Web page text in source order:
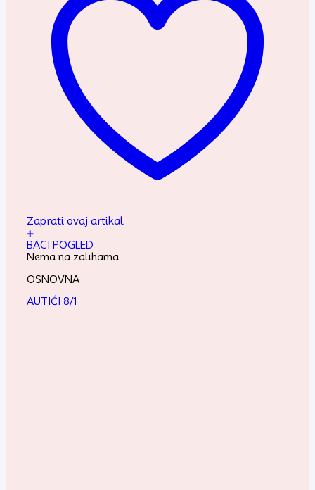
Zaprati ovaj artikal
+
BACI POGLED
Nema na zalihama
OSNOVNA
AUTIĆI 8/1